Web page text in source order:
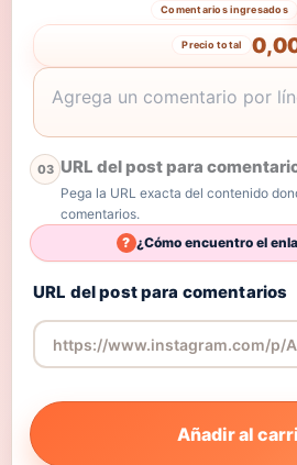
Comentarios ingresados
Precio total
03 URL del post para
Pega la URL exacta del contenido
comentarios.
? ¿Cómo encuentro el
URL del post para comentarios
Añadir al